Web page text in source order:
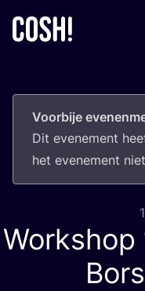
Voorbije
Dit eve­ne­ment
het eve­ne­ment
Workshop